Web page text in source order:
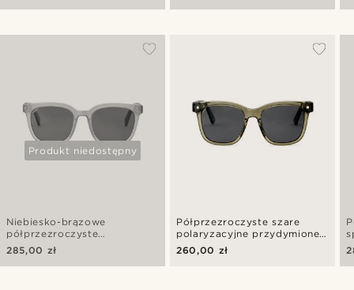
Produkt niedostępny
Niebiesko-brązowe
półprzezroczyste
polaryzacyjne okulary
przeciwsłoneczne
285,00 zł
Półprzezroczyste szare
polaryzacyjne przydymione
okulary przeciwsłoneczne
retro
260,00 zł